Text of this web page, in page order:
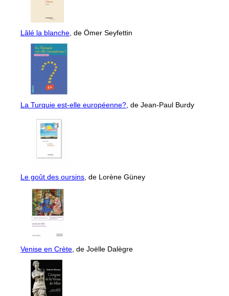
Lâlé la blanche , de Ömer Seyfettin
La Turquie est-elle européenne? , de Jean-Paul Burdy
Le goût des oursins , de Lorène Güney
Venise en Crète , de Joëlle Dalègre